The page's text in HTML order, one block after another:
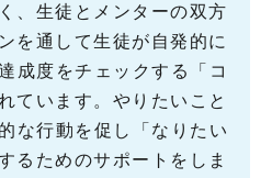
、生徒とメンターの双方
を通して生徒が自発的に
成度をチェックする「コ
ています。やりたいこと
な行動を促し「なりたい
るためのサポートをしま